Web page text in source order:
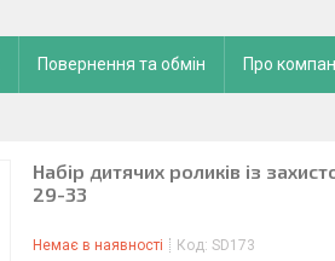
Повернення та обмін Про
Набір дитячих роликів із
29-33
Немає в наявності Код: SD173